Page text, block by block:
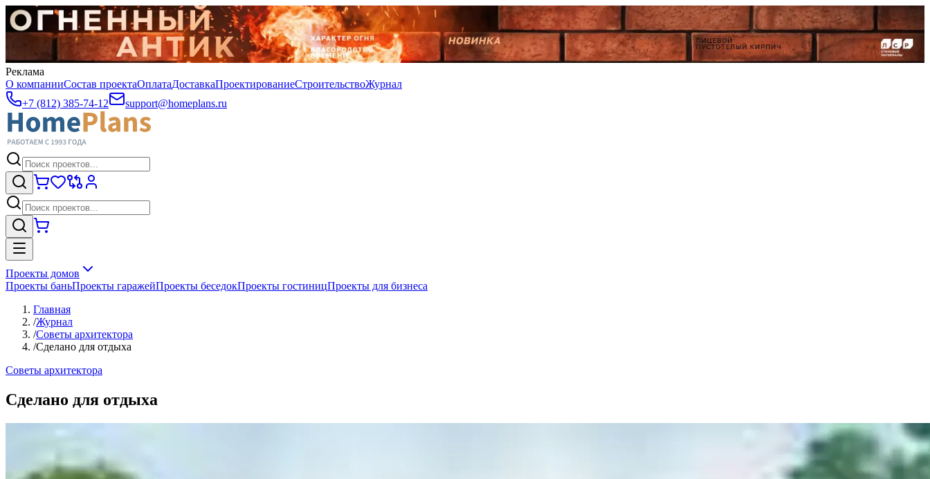
Реклама
О компанииСостав проектаОплатаДоставкаПроектированиеСтроительствоЖурнал
+7 (812) 385-74-12
support@homeplans.ru
Проекты домов
Проекты баньПроекты гаражейПроекты беседокПроекты гостиницПроекты для бизнеса
Главная
/Журнал
/Советы архитектора
/Сделано для отдыха
Советы архитектора
Сделано для отдыха